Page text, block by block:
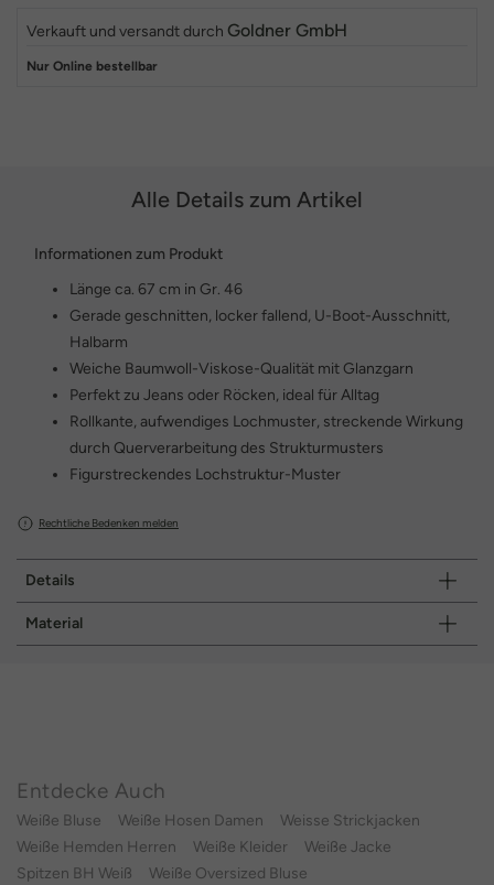
Verkauft und versandt durch Goldner GmbH
Nur Online bestellbar
Alle Details zum Artikel
Informationen zum Produkt
Länge ca. 67 cm in Gr. 46
Gerade geschnitten, locker fallend, U-Boot-Ausschnitt,
Halbarm
Weiche Baumwoll-Viskose-Qualität mit Glanzgarn
Perfekt zu Jeans oder Röcken, ideal für Alltag
Rollkante, aufwendiges Lochmuster, streckende Wirkung
durch Querverarbeitung des Strukturmusters
Figurstreckendes Lochstruktur-Muster
Rechtliche Bedenken melden
Details
Material
Entdecke Auch
Weiße Bluse Weiße Hosen Damen
Weisse Strickjacken
Weiße Hemden Herren
Weiße Kleider
Weiße Jacke
Spitzen BH Weiß
Weiße Oversized Bluse